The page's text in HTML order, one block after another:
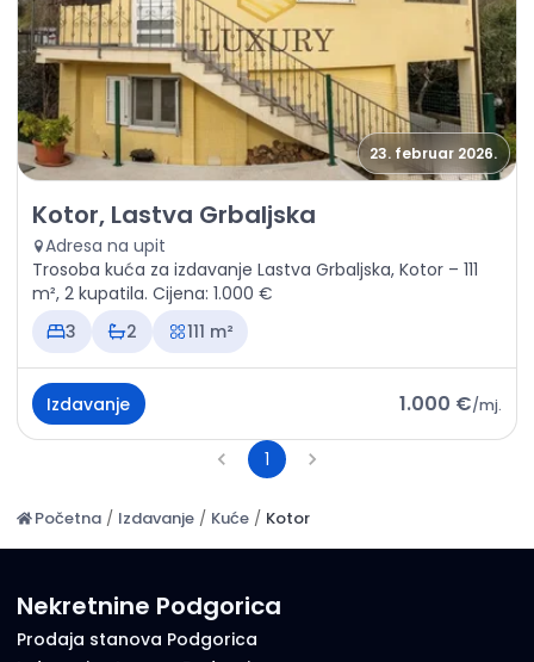
23. februar 2026.
Izdavanje - Kuća Kotor, Lastva Grbaljska
Kotor, Lastva Grbaljska
Adresa na upit
Trosoba kuća za izdavanje Lastva Grbaljska, Kotor – 111
m², 2 kupatila. Cijena: 1.000 €
3
2 111 m²
Izdavanje 1.000 €/mj.
1
Početna / Izdavanje / Kuće / Kotor
Nekretnine Podgorica
Prodaja stanova Podgorica